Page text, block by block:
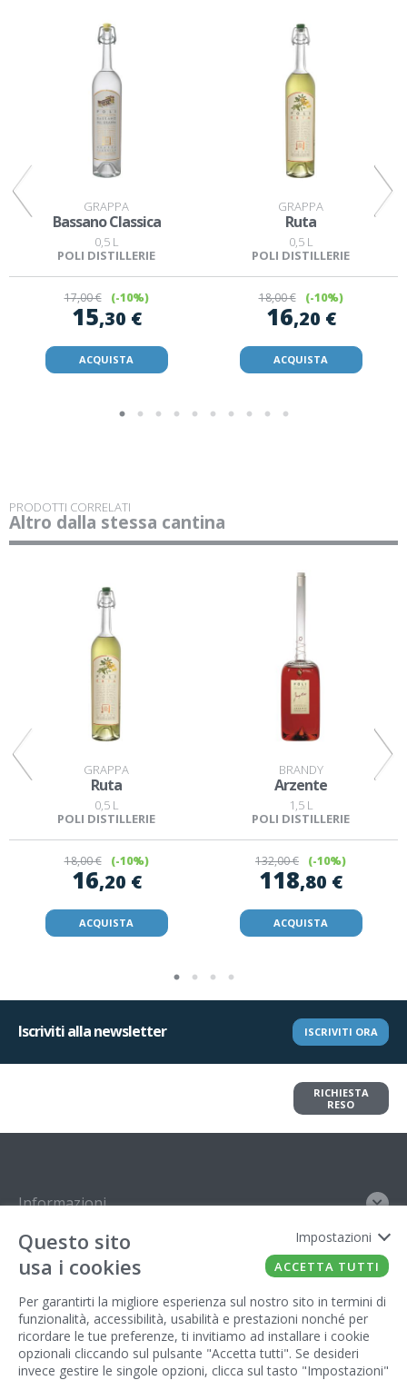
GRAPPA
Bassano Classica
0,5 L
POLI DISTILLERIE
17,00 € (-10%)
15,30 €
ACQUISTA
GRAPPA
Ruta
0,5 L
POLI DISTILLERIE
18,00 € (-10%)
16,20 €
ACQUISTA
PRODOTTI CORRELATI
Altro dalla stessa cantina
GRAPPA
Ruta
0,5 L
POLI DISTILLERIE
18,00 € (-10%)
16,20 €
ACQUISTA
BRANDY
Arzente
1,5 L
POLI DISTILLERIE
132,00 € (-10%)
118,80 €
ACQUISTA
Iscriviti alla newsletter ISCRIVITI ORA
RICHIESTA
RESO
Informazioni
Contatto
Gestore del sito
FATTO CON IL DA EUROBUSINESS
Questo sito
usa i cookies
Per garantirti la migliore esperienza sul nostro sito in termini di
funzionalità, accessibilità, usabilità e prestazioni nonché per
ricordare le tue preferenze, ti invitiamo ad installare i cookie
opzionali cliccando sul pulsante "Accetta tutti". Se desideri
invece gestire le singole opzioni, clicca sul tasto "Impostazioni"
Impostazioni
ACCETTA TUTTI